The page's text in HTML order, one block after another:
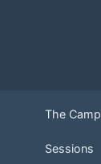
The Camp
Sessions